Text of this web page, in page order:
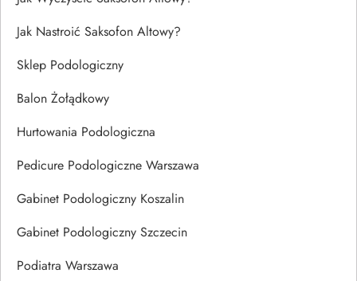
Jak Nastroić Saksofon Altowy?
Sklep Podologiczny
Balon Żołądkowy
Hurtowania Podologiczna
Pedicure Podologiczne Warszawa
Gabinet Podologiczny Koszalin
Gabinet Podologiczny Szczecin
Podiatra Warszawa